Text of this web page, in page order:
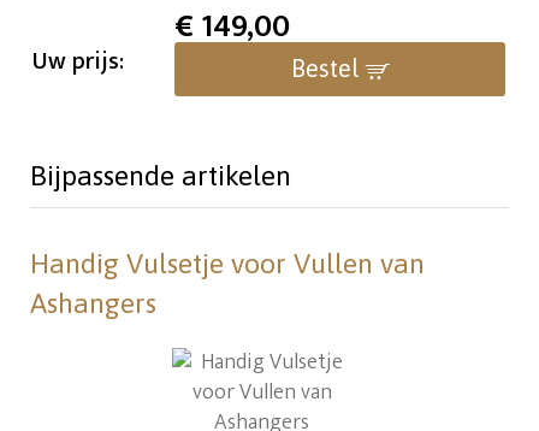
Uw prijs:
€149,00
Bestel
Bijpassende artikelen
Handig Vulsetje voor Vullen van
Ashangers